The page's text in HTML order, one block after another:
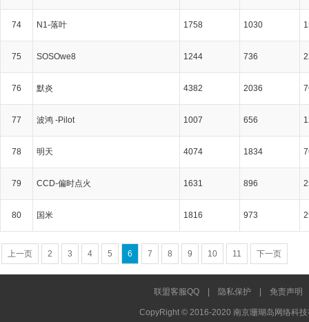
74 N1-落叶 1758 1030
75 SOSOwe8 1244 736
76 默炎 4382 2036
77 波鸿 -Pilot 1007 656
78 明天 4074 1834
79 CCD-偏时点火 1631 896
80 国米 1816 973
上一页 2 3 4 5 6 7 8 9 10 11 下一页
联盟客服QQ 隐私保护 免责声明
CopyRight © 2016-2020 南京珊瑚岛网络科